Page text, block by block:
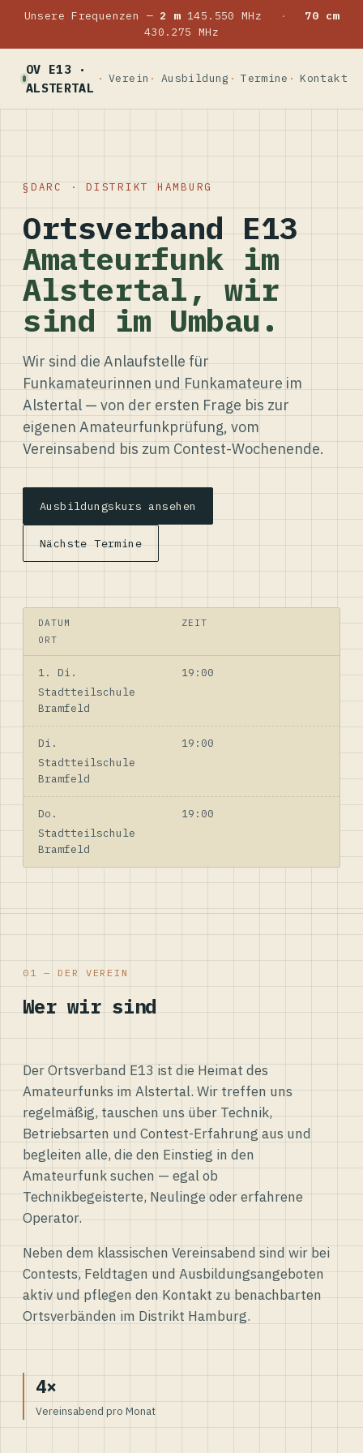
Unsere Frequenzen — 2 m145.550 MHz ·
70 cm
430.275 MHz
OV E13 ·
ALSTERTAL
Verein Ausbildung Termine Kontakt
DARC · DISTRIKT HAMBURG
Ortsverband E13
Amateurfunk im
Alstertal, wir
sind im Umbau.
Wir sind die Anlaufstelle für
Funkamateurinnen und Funkamateure im
Alstertal — von der ersten Frage bis zur
eigenen Amateurfunkprüfung, vom
Vereinsabend bis zum Contest-Wochenende.
Ausbildungskurs ansehen
Nächste Termine
DATUM
ZEIT
ORT
1. Di.
19:00
Stadtteilschule
Bramfeld
Di.
19:00
Stadtteilschule
Bramfeld
Do.
19:00
Stadtteilschule
Bramfeld
01 — DER VEREIN
Wer wir sind
Der Ortsverband E13 ist die Heimat des
Amateurfunks im Alstertal. Wir treffen uns
regelmäßig, tauschen uns über Technik,
Betriebsarten und Contest-Erfahrung aus und
begleiten alle, die den Einstieg in den
Amateurfunk suchen — egal ob
Technikbegeisterte, Neulinge oder erfahrene
Operator.
Neben dem klassischen Vereinsabend sind wir bei
Contests, Feldtagen und Ausbildungsangeboten
aktiv und pflegen den Kontakt zu benachbarten
Ortsverbänden im Distrikt Hamburg.
4×
Vereinsabend pro Monat